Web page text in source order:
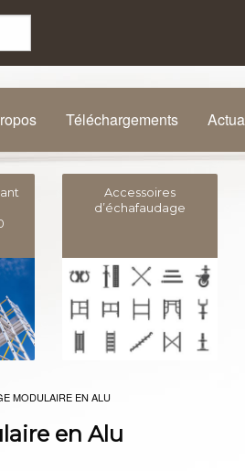
Téléchargements
Accessoires
d’échafaudage
MODULAIRE EN ALU
en Alu